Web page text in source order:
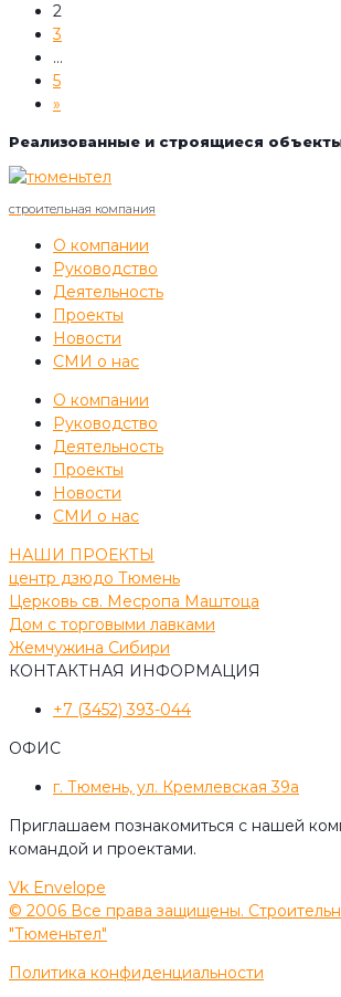
2
3
…
5
»
Реализованные и строящиеся
строительная компания
О компании
Руководство
Деятельность
Проекты
Новости
СМИ о нас
О компании
Руководство
Деятельность
Проекты
Новости
СМИ о нас
НАШИ ПРОЕКТЫ
центр дзюдо Тюмень
Церковь св. Месропа Маштоца
Дом с торговыми лавками
Жемчужина Сибири
КОНТАКТНАЯ ИНФОРМАЦИЯ
+7 (3452) 393-044
ОФИС
г. Тюмень, ул. Кремлевская 39а
Приглашаем познакомиться с нашей
командой и проектами.
Vk Envelope
© 2006 Все права защищены.
"Тюменьтел"
Политика конфиденциальности